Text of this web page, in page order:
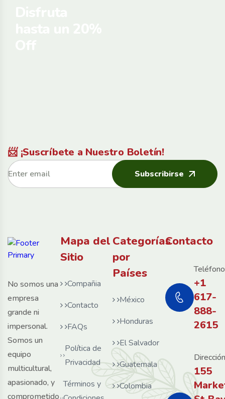
📨 ¡Suscríbete a Nuestro Boletín!
Subscribirse
No somos una
empresa
grande ni
impersonal.
Somos un
equipo
multicultural,
apasionado, y
comprometido
Mapa del
Sitio
Compañia
Contacto
FAQs
Política de
Privacidad
Términos y
Categorías
por
Países
México
Honduras
El Salvador
Guatemala
Colombia
Contacto
+1
617-
888-
2615
155